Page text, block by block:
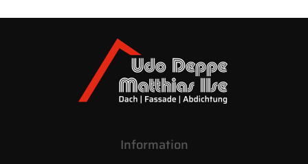
Information